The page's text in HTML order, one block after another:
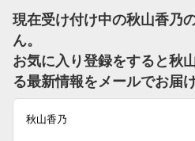
現在受け付け中の秋山香乃
ん。
お気に入り登録をすると秋
る最新情報をメールでお届
秋山香乃